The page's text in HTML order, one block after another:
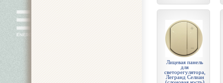
Лицевая панель
для
светорегулятора,
Легранд Селиан